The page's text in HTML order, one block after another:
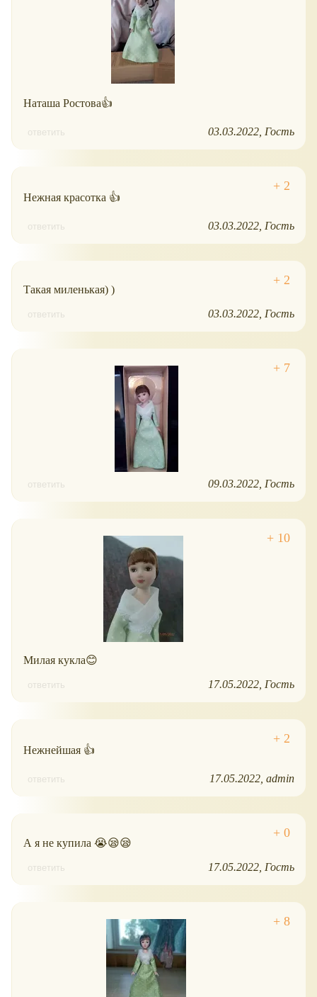
Наташа Ростова👍
ответить 03.03.2022 Гость
Нежная красотка 👍
ответить 03.03.2022 Гость
Такая миленькая) )
ответить 03.03.2022 Гость
ответить 09.03.2022 Гость
Милая кукла😊
ответить 17.05.2022 Гость
Нежнейшая 👍
ответить 17.05.2022 admin
А я не купила 😭😪😪
ответить 17.05.2022 Гость